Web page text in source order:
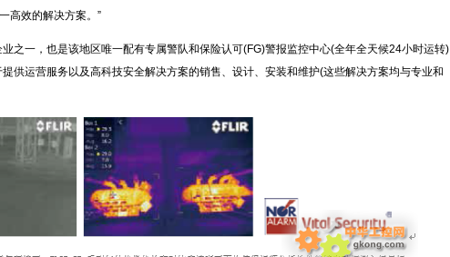
高效的解决方案。”
之一，也是该地区唯一配有专属警队和保险认可(FG)警报监控中心(全年全天候24小时运转)
供运营服务以及高科技安全解决方案的销售、设计、安装和维护(这些解决方案均与专业和